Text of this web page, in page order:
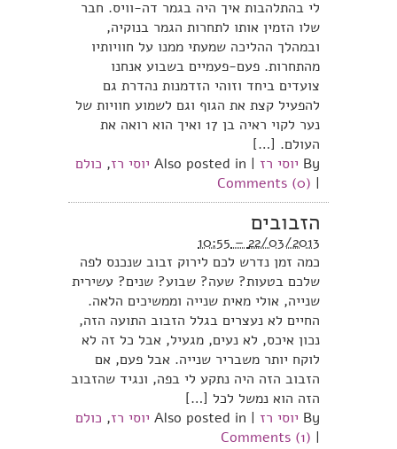
לי בהתלהבות איך היה בגמר דה-וויס. חבר
שלו הזמין אותו לתחרות הגמר בנוקיה,
ובמהלך ההליכה שמעתי ממנו על חוויותיו
מהתחרות. פעם-פעמיים בשבוע אנחנו
צועדים ביחד וזוהי הזדמנות נהדרת גם
להפעיל קצת את הגוף וגם לשמוע חוויות של
נער לקוי ראיה בן 17 ואיך הוא רואה את
העולם. […]
By יוסי רז |
Also posted in יוסי רז, כולם
|
Comments (0)
הזבובים
22/03/2013 – 10:55
כמה זמן נדרש לכם לירוק זבוב שנכנס לפה
שלכם בטעות? שעה? שבוע? שנים? עשירית
שנייה, אולי מאית שנייה וממשיכים הלאה.
החיים לא נעצרים בגלל הזבוב התועה הזה,
נכון איכס, לא נעים, מגעיל, אבל כל זה לא
לוקח יותר משבריר שנייה. אבל פעם, אם
הזבוב הזה היה נתקע לי בפה, ונגיד שהזבוב
הזה הוא נמשל לכל […]
By יוסי רז |
Also posted in יוסי רז, כולם
|
Comments (1)